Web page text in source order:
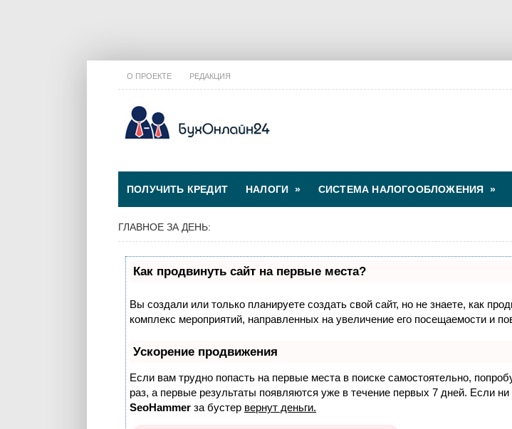
О ПРОЕКТЕ РЕДАКЦИЯ
ПОЛУЧИТЬ КРЕДИТ НАЛОГИ » СИСТЕМА НАЛОГООБЛОЖЕНИЯ »
ГЛАВНОЕ ЗА ДЕНЬ:
Как продвинуть сайт на первые места?
Вы создали или только планируете создать свой сайт, но не знаете, как
комплекс мероприятий, направленных на увеличение его посещаемости и
Ускорение продвижения
Если вам трудно попасть на первые места в поиске самостоятельно,
раз, а первые результаты появляются уже в течение первых 7 дней. Если
SeoHammer за бустер вернут деньги.